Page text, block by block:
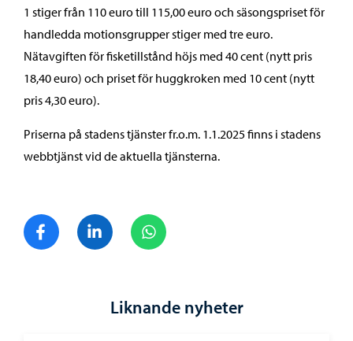
1 stiger från 110 euro till 115,00 euro och säsongspriset för
handledda motionsgrupper stiger med tre euro.
Nätavgiften för fisketillstånd höjs med 40 cent (nytt pris
18,40 euro) och priset för huggkroken med 10 cent (nytt
pris 4,30 euro).
Priserna på stadens tjänster fr.o.m. 1.1.2025 finns i stadens
webbtjänst vid de aktuella tjänsterna.
Dela på FacebookDela på LinkedIn
Liknande nyheter